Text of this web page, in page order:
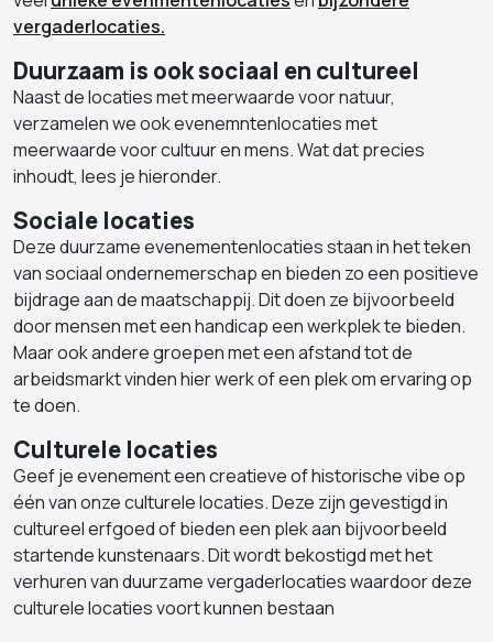
vergaderlocaties.
Duurzaam is ook sociaal en cultureel
Naast de locaties met meerwaarde voor natuur,
verzamelen we ook evenemntenlocaties met
meerwaarde voor cultuur en mens. Wat dat precies
inhoudt, lees je hieronder.
Sociale locaties
Deze duurzame evenementenlocaties staan in het teken
van sociaal ondernemerschap en bieden zo een positieve
bijdrage aan de maatschappij. Dit doen ze bijvoorbeeld
door mensen met een handicap een werkplek te bieden.
Maar ook andere groepen met een afstand tot de
arbeidsmarkt vinden hier werk of een plek om ervaring op
te doen.
Culturele locaties
Geef je evenement een creatieve of historische vibe op
één van onze culturele locaties. Deze zijn gevestigd in
cultureel erfgoed of bieden een plek aan bijvoorbeeld
startende kunstenaars. Dit wordt bekostigd met het
verhuren van duurzame vergaderlocaties waardoor deze
culturele locaties voort kunnen bestaan